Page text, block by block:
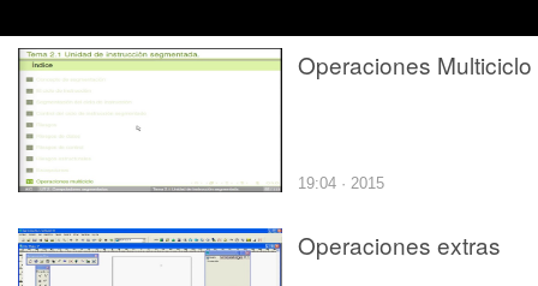
Operaciones Multiciclo
19:04 · 2015
Operaciones extras